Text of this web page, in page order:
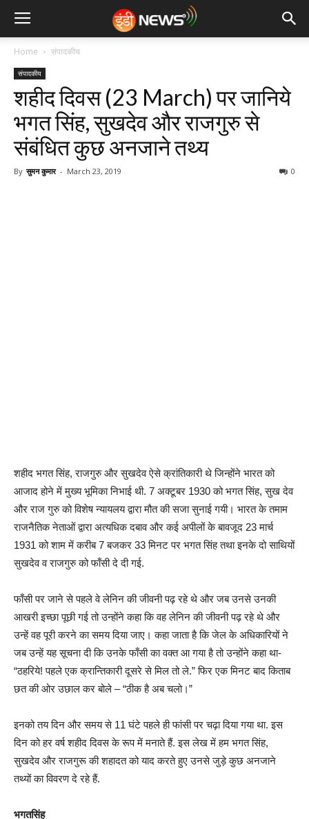
Home ‎संपादकीय
‎संपादकीय
शहीद दिवस (23 March) पर जानिये
भगत सिंह, सुखदेव और राजगुरु से
संबंधित कुछ अनजाने तथ्य
By सुमन कुमार - March 23, 2019 0
शहीद भगत सिंह, राजगुरु और सुखदेव ऐसे क्रांतिकारी थे जिन्होंने भारत को
आजाद होने में मुख्य भूमिका निभाई थी. 7 अक्टूबर 1930 को भगत सिंह, सुख देव
और राज गुरु को विशेष न्यायलय द्वारा मौत की सजा सुनाई गयी। भारत के तमाम
राजनैतिक नेताओं द्वारा अत्यधिक दबाव और कई अपीलों के बावजूद 23 मार्च
1931 को शाम में करीब 7 बजकर 33 मिनट पर भगत सिंह तथा इनके दो साथियों
सुखदेव व राजगुरु को फाँसी दे दी गई.
फाँसी पर जाने से पहले वे लेनिन की जीवनी पढ़ रहे थे और जब उनसे उनकी
आखरी इच्छा पूछी गई तो उन्होंने कहा कि वह लेनिन की जीवनी पढ़ रहे थे और
उन्हें वह पूरी करने का समय दिया जाए। कहा जाता है कि जेल के अधिकारियों ने
जब उन्हें यह सूचना दी कि उनके फाँसी का वक्त आ गया है तो उन्होंने कहा था-
“ठहरिये! पहले एक क्रान्तिकारी दूसरे से मिल तो ले.” फिर एक मिनट बाद किताब
छत की ओर उछाल कर बोले – “ठीक है अब चलो।”
इनको तय दिन और समय से 11 घंटे पहले ही फांसी पर चढ़ा दिया गया था. इस
दिन को हर वर्ष शहीद दिवस के रूप में मनाते हैं. इस लेख में हम भगत सिंह,
सुखदेव और राजगुरू की शहादत को याद करते हुए उनसे जुड़े कुछ अनजाने
तथ्यों का विवरण दे रहे हैं.
भगतसिंह